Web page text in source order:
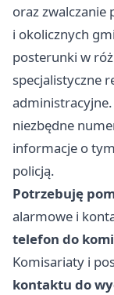
oraz zwalczanie
i okolicznych
posterunki w
specjalistyczne
niezbędne
informacje o
policją.
Potrzebuję
alarmowe i
telefon do
Komisariaty i
kontaktu do